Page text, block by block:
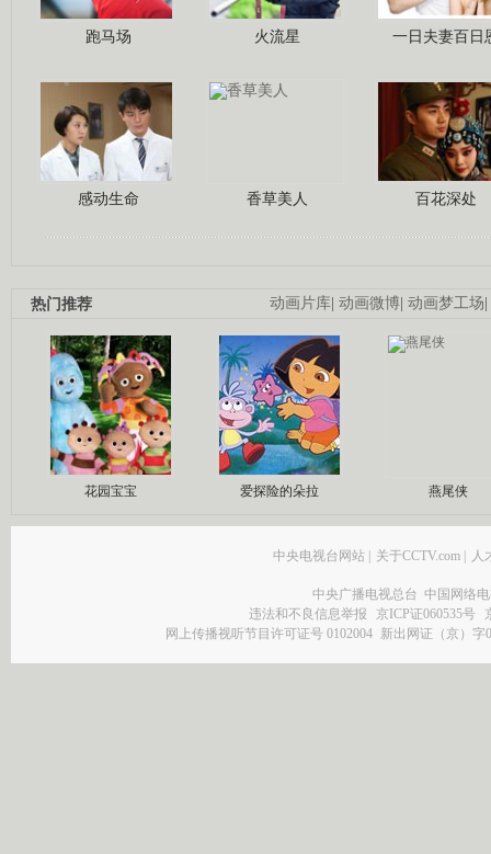
跑马场 火流星 一日夫妻百日
感动生命 香草美人 百花深处
动画片库 动画微博 动画梦工场
热门推荐
花园宝宝 爱探险的朵拉 燕尾侠
中央电视台网站 关于CCTV.com 人
中央广播电视总台 中国网络
违法和不良信息举报
京ICP证060535号
网上传播视听节目许可证号 0102004 新出网证（京）